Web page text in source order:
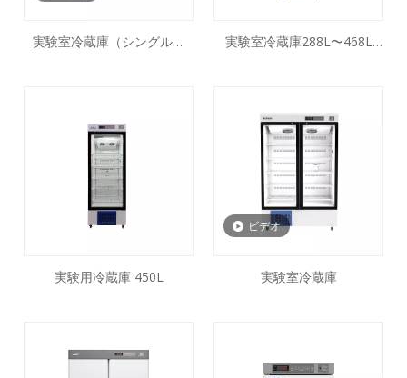
実験室冷蔵庫（シングルド
実験室冷蔵庫288L〜468L
実験用冷蔵庫 450L
ビデオ
実験室冷蔵庫